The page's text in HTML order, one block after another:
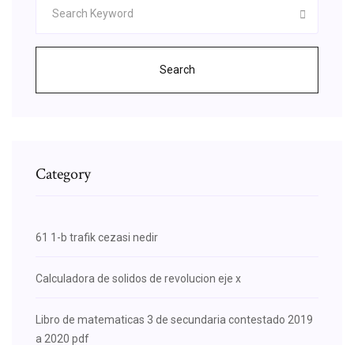
Search
Category
61 1-b trafik cezasi nedir
Calculadora de solidos de revolucion eje x
Libro de matematicas 3 de secundaria contestado 2019
a 2020 pdf